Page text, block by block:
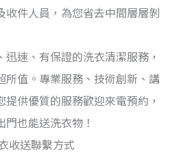
收件人員，為您省去中間層層剝
速、有保證的洗衣清潔服務，
所值。專業服務、技術創新、講
供優質的服務歡迎來電預約，
也能送洗衣物！
收送聯繫方式